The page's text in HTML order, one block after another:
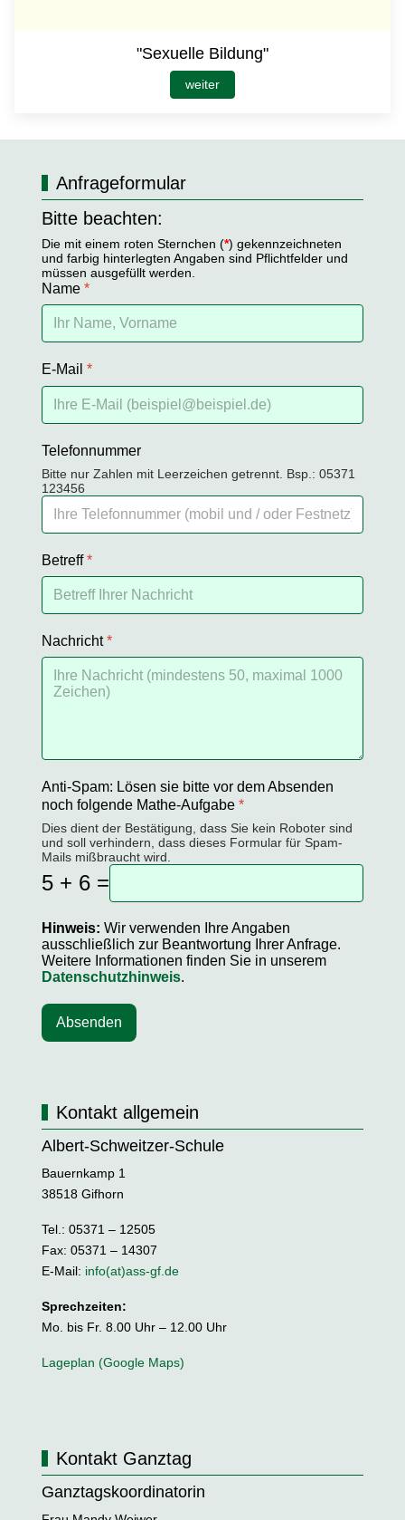
"Sexuelle Bildung"
weiter
Anfrageformular
Bitte beachten:
Die mit einem roten Sternchen (*) gekennzeichneten
und farbig hinterlegten Angaben sind Pflichtfelder und
müssen ausgefüllt werden.
Name*
E-Mail*
Telefonnummer
Bitte nur Zahlen mit Leerzeichen getrennt. Bsp.: 05371
123456
Betreff*
Nachricht*
Anti-Spam: Lösen sie bitte vor dem Absenden
noch folgende Mathe-Aufgabe*
Dies dient der Bestätigung, dass Sie kein Roboter sind
und soll verhindern, dass dieses Formular für Spam-
Mails mißbraucht wird.
5 + 6 =
Hinweis: Wir verwenden Ihre Angaben
ausschließlich zur Beantwortung Ihrer Anfrage.
Weitere Informationen finden Sie in unserem
Datenschutzhinweis.
Absenden
Kontakt allgemein
Albert-Schweitzer-Schule
Bauernkamp 1
38518 Gifhorn
Tel.: 05371 – 12505
Fax: 05371 – 14307
E-Mail: info(at)ass-gf.de
Sprechzeiten:
Mo. bis Fr. 8.00 Uhr – 12.00 Uhr
Lageplan (Google Maps)
Kontakt Ganztag
Ganztagskoordinatorin